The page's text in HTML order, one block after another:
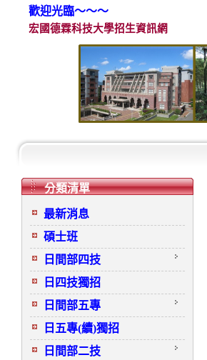
宏國德霖科技大學招生資訊網
歡迎光臨～～～
分類清單
最新消息
碩士班
日間部四技
日四技獨招
日間部五專
日五專(續)獨招
日間部二技